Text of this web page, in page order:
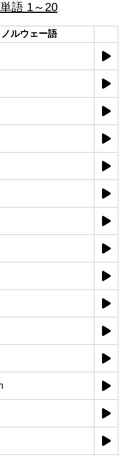
語 1～20
ノルウェー語